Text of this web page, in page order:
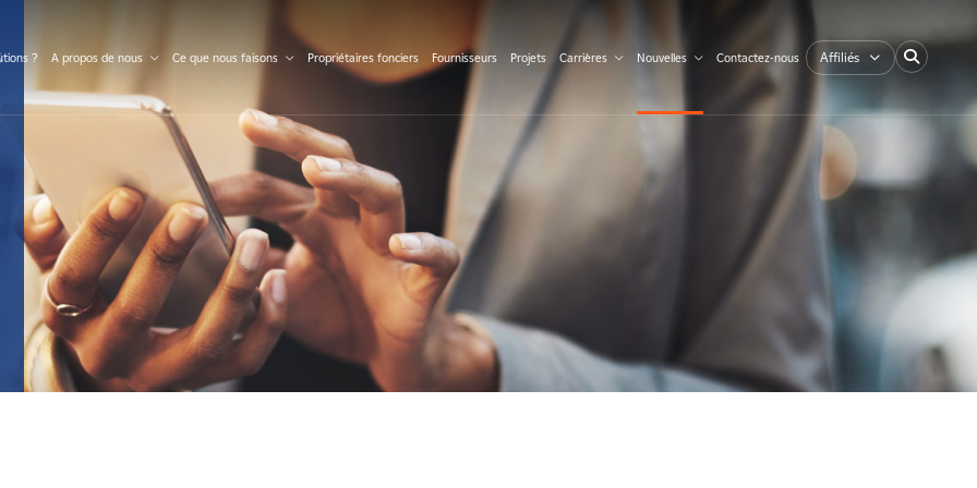
? A propos de nous Ce que nous faisons Propriétaires fonciers Fournisseurs Projets Carrières Nouvelles Contactez-nous Affiliés